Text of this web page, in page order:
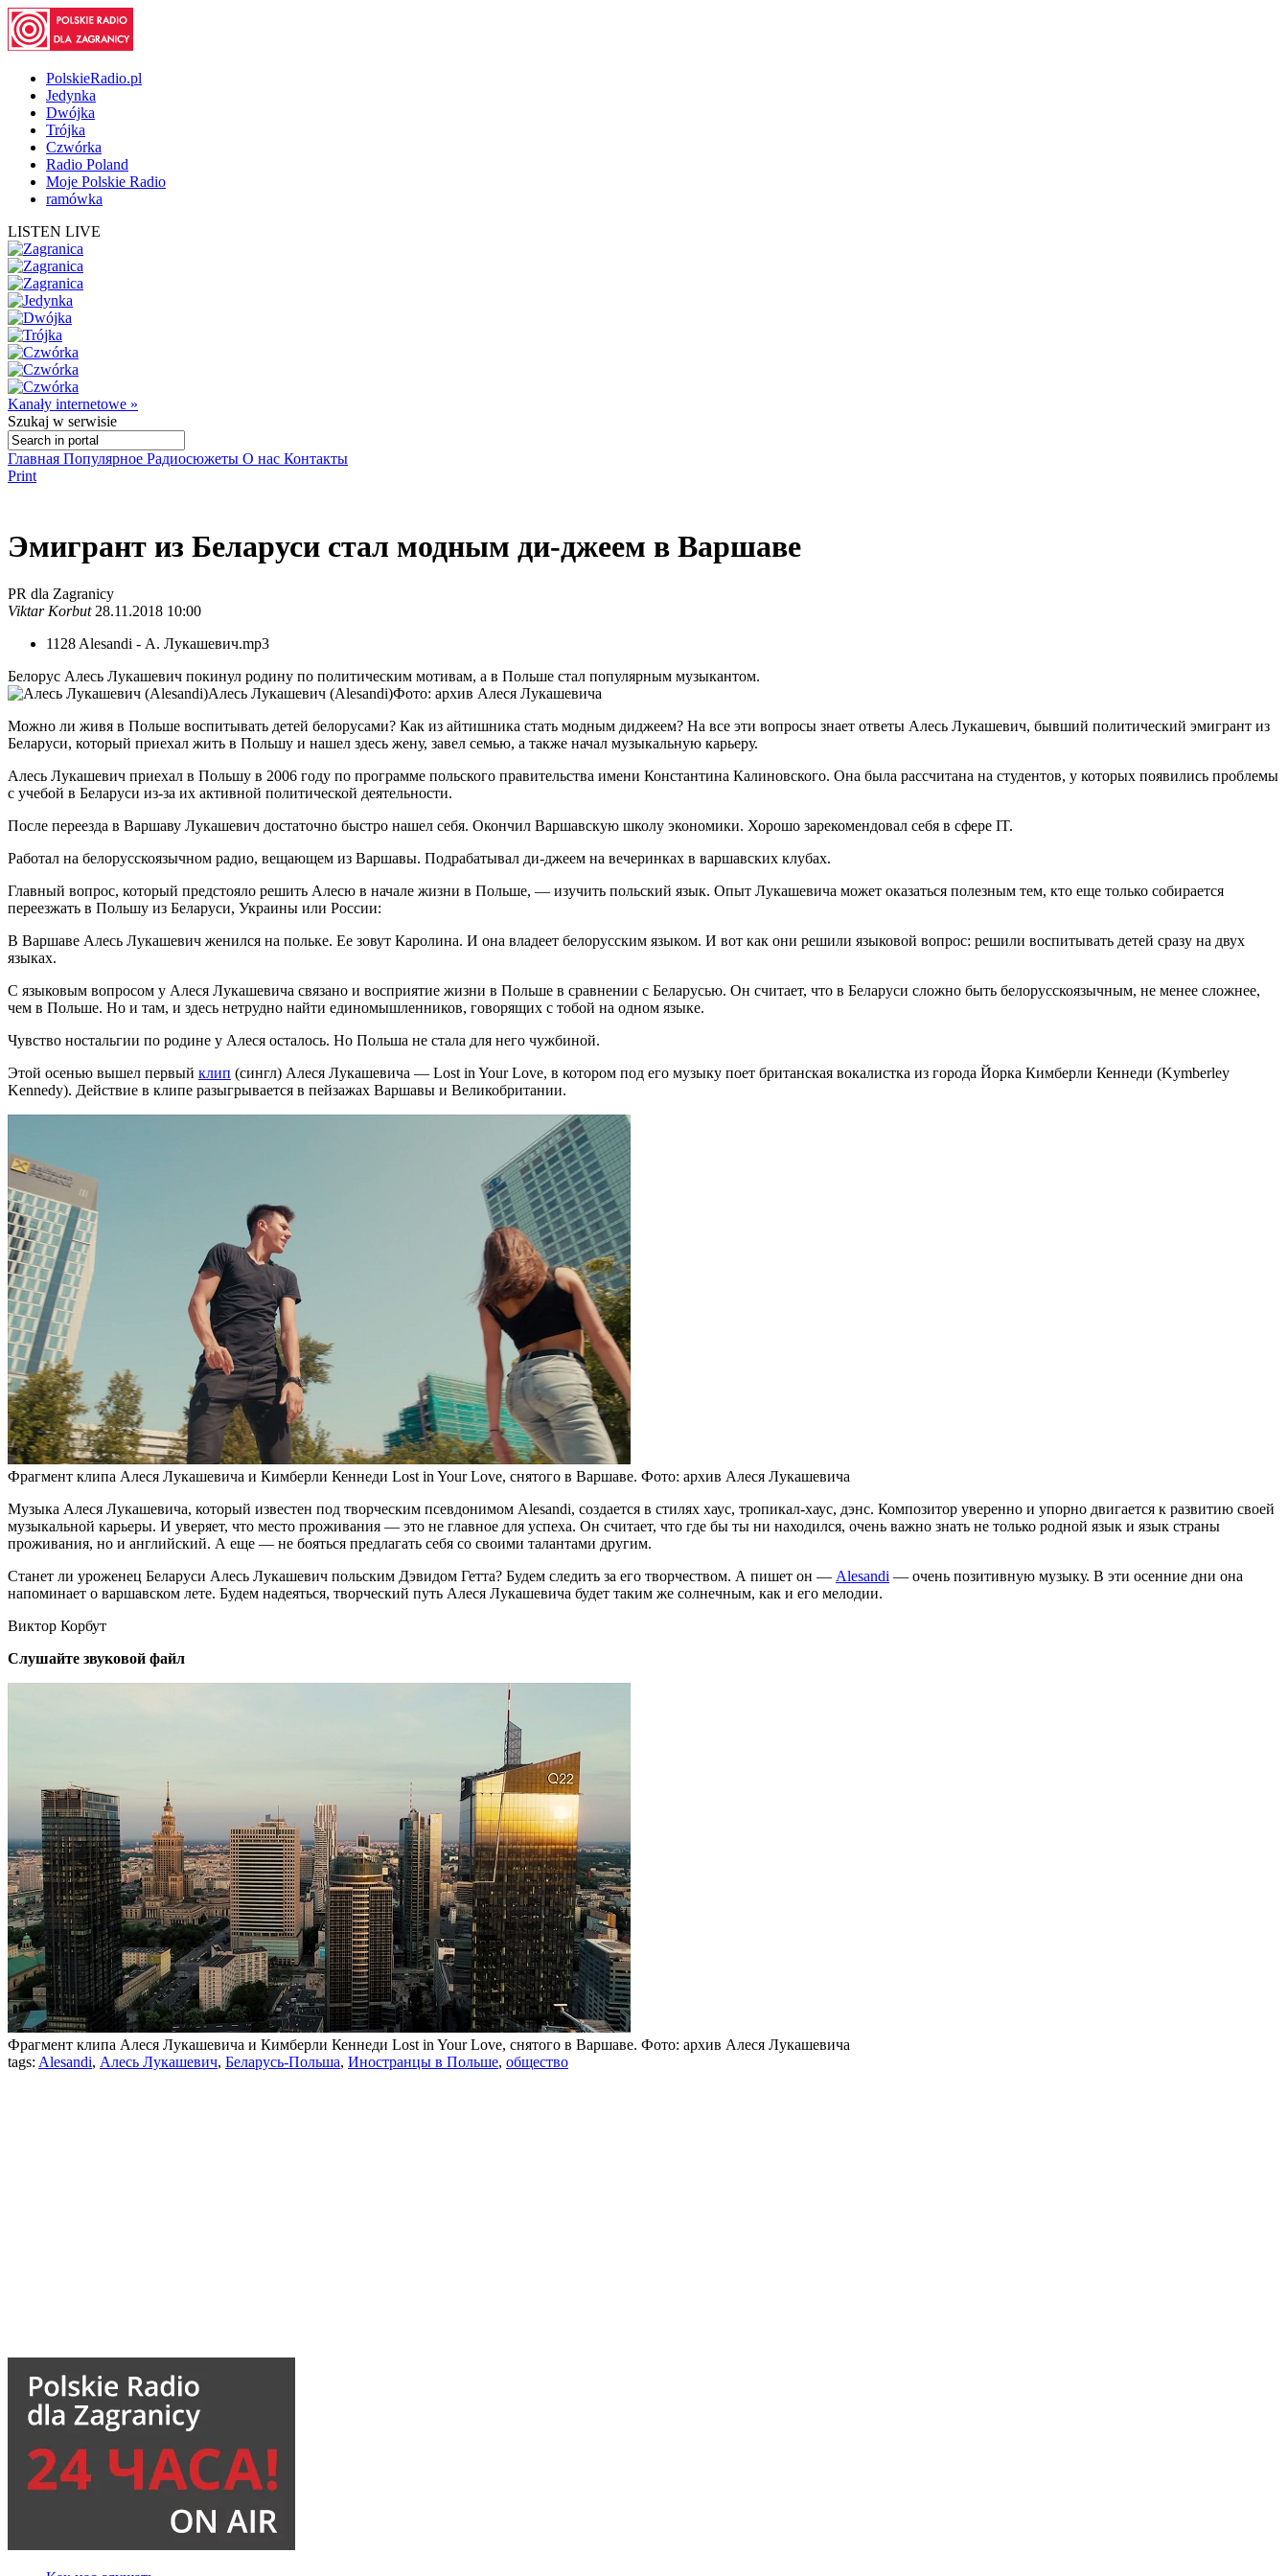
PolskieRadio.pl
Jedynka
Dwójka
Trójka
Czwórka
Radio Poland
Moje Polskie Radio
ramówka
LISTEN LIVE
Kanały internetowe »
Szukaj w serwisie
Главная Популярное Радиосюжеты О нас Контакты
Print
Эмигрант из Беларуси стал модным ди-джеем в Варшаве
PR dla Zagranicy
Viktar Korbut28.11.2018 10:00
1128 Alesandi - А. Лукашевич.mp3
Белорус Алесь Лукашевич покинул родину по политическим мотивам, а в Польше стал популярным музыкантом.
Алесь Лукашевич (Alesandi)Фото: архив Алеся Лукашевича
Можно ли живя в Польше воспитывать детей белорусами? Как из айтишника стать модным диджеем? На все эти вопросы знает ответы Алесь Лукашевич, бывший политический эмигрант из
Беларуси, который приехал жить в Польшу и нашел здесь жену, завел семью, а также начал музыкальную карьеру.
Алесь Лукашевич приехал в Польшу в 2006 году по программе польского правительства имени Константина Калиновского. Она была рассчитана на студентов, у которых появились проблемы
с учебой в Беларуси из-за их активной политической деятельности.
После переезда в Варшаву Лукашевич достаточно быстро нашел себя. Окончил Варшавскую школу экономики. Хорошо зарекомендовал себя в сфере IT.
Работал на белорусскоязычном радио, вещающем из Варшавы. Подрабатывал ди-джеем на вечеринках в варшавских клубах.
Главный вопрос, который предстояло решить Алесю в начале жизни в Польше, — изучить польский язык. Опыт Лукашевича может оказаться полезным тем, кто еще только собирается
переезжать в Польшу из Беларуси, Украины или России:
В Варшаве Алесь Лукашевич женился на польке. Ее зовут Каролина. И она владеет белорусским языком. И вот как они решили языковой вопрос: решили воспитывать детей сразу на двух
языках.
С языковым вопросом у Алеся Лукашевича связано и восприятие жизни в Польше в сравнении с Беларусью. Он считает, что в Беларуси сложно быть белорусскоязычным, не менее сложнее,
чем в Польше. Но и там, и здесь нетрудно найти единомышленников, говорящих с тобой на одном языке.
Чувство ностальгии по родине у Алеся осталось. Но Польша не стала для него чужбиной.
Этой осенью вышел первый клип (сингл) Алеся Лукашевича — Lost in Your Love, в котором под его музыку поет британская вокалистка из города Йорка Кимберли Кеннеди (Kymberley
Kennedy). Действие в клипе разыгрывается в пейзажах Варшавы и Великобритании.
Фрагмент клипа Алеся Лукашевича и Кимберли Кеннеди Lost in Your Love, снятого в Варшаве. Фото: архив Алеся Лукашевича
Музыка Алеся Лукашевича, который известен под творческим псевдонимом Alesandi, создается в стилях хаус, тропикал-хаус, дэнс. Композитор уверенно и упорно двигается к развитию своей
музыкальной карьеры. И уверяет, что место проживания — это не главное для успеха. Он считает, что где бы ты ни находился, очень важно знать не только родной язык и язык страны
проживания, но и английский. А еще — не бояться предлагать себя со своими талантами другим.
Станет ли уроженец Беларуси Алесь Лукашевич польским Дэвидом Гетта? Будем следить за его творчеством. А пишет он — Alesandi — очень позитивную музыку. В эти осенние дни она
напоминает о варшавском лете. Будем надеяться, творческий путь Алеся Лукашевича будет таким же солнечным, как и его мелодии.
Виктор Корбут
Слушайте звуковой файл
Фрагмент клипа Алеся Лукашевича и Кимберли Кеннеди Lost in Your Love, снятого в Варшаве. Фото: архив Алеся Лукашевича
tags: Alesandi, Алесь Лукашевич, Беларусь-Польша, Иностранцы в Польше, общество